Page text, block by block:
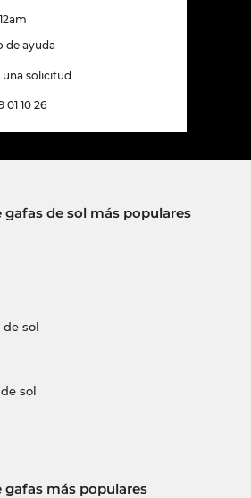
de ayuda
una solicitud
01 10 26
gafas de sol más populares
de sol
sol
gafas más populares